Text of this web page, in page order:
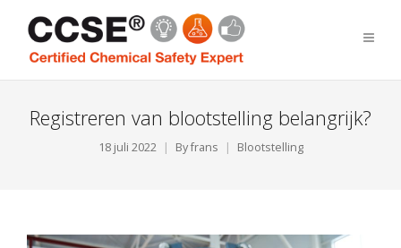
Registreren van blootstelling belangrijk?
18 juli 2022 Byfrans Blootstelling